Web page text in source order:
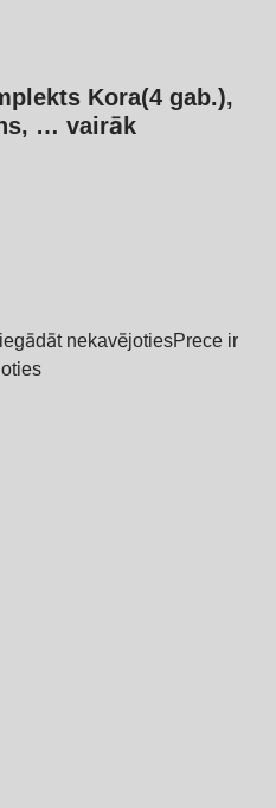
Kora(4 gab.),
, … vairāk
nekavējotiesPrece ir